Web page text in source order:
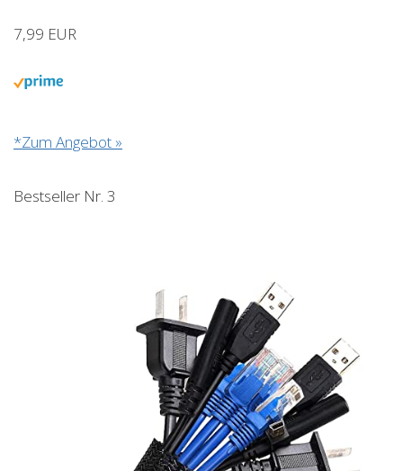
7,99 EUR
*Zum Angebot »
Bestseller Nr. 3